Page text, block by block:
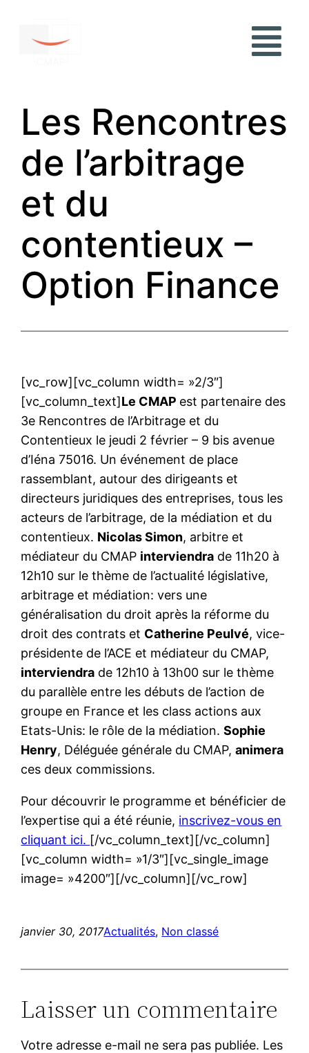
Les Rencontres
de l’arbitrage
et du
contentieux –
Option Finance
[vc_row][vc_column width= »2/3″]
[vc_column_text]Le CMAP est partenaire des
3e Rencontres de l’Arbitrage et du
Contentieux le jeudi 2 février – 9 bis avenue
d’Iéna 75016. Un événement de place
rassemblant, autour des dirigeants et
directeurs juridiques des entreprises, tous les
acteurs de l’arbitrage, de la médiation et du
contentieux. Nicolas Simon, arbitre et
médiateur du CMAP interviendra de 11h20 à
12h10 sur le thème de l’actualité législative,
arbitrage et médiation: vers une
généralisation du droit après la réforme du
droit des contrats et Catherine Peulvé, vice-
présidente de l’ACE et médiateur du CMAP,
interviendra de 12h10 à 13h00 sur le thème
du parallèle entre les débuts de l’action de
groupe en France et les class actions aux
Etats-Unis: le rôle de la médiation.Sophie
Henry, Déléguée générale du CMAP,animera
ces deux commissions.
Pour découvrir le programme et bénéficier de
l’expertise qui a été réunie, inscrivez-vous en
cliquant ici. [/vc_column_text][/vc_column]
[vc_column width= »1/3″][vc_single_image
image= »4200″][/vc_column][/vc_row]
janvier 30, 2017Actualités, Non classé
Laisser un commentaire
Votre adresse e-mail ne sera pas publiée. Les